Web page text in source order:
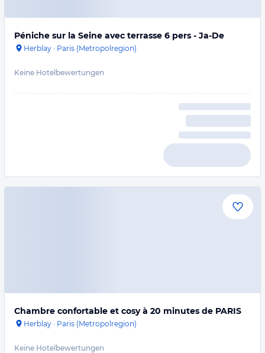
Péniche sur la Seine avec terrasse 6 pers - Ja-De
Herblay · Paris (Metropolregion)
Keine Hotelbewertungen
Chambre confortable et cosy à 20 minutes de PARIS
Herblay · Paris (Metropolregion)
Keine Hotelbewertungen